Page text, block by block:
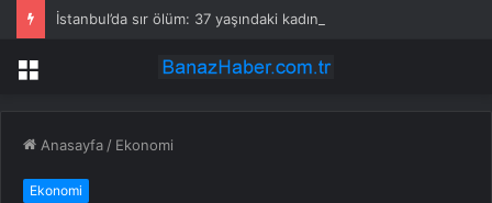
Menü
Anasayfa / Ekonomi
Ekonomi